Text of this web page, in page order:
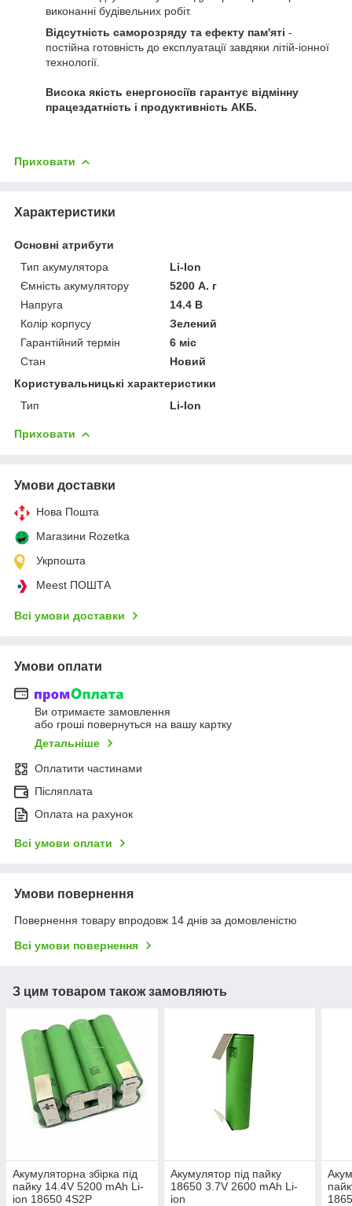
виконанні будівельних робіт.
Відсутність саморозряду та ефекту пам'яті -
постійна готовність до експлуатації завдяки літій-іонної
технології.
Висока якість енергоносіїв гарантує відмінну
працездатність і продуктивність АКБ.
Приховати
Характеристики
Основні атрибути
Тип акумулятора
Li-Ion
Ємність акумулятору
5200 А. г
Напруга
14.4 В
Колір корпусу
Зелений
Гарантійний термін
6 міс
Стан
Новий
Користувальницькі характеристики
Тип
Li-Ion
Приховати
Умови доставки
Нова Пошта
Магазини Rozetka
Укрпошта
Meest ПОШТА
Всі умови доставки
Умови оплати
Ви отримаєте замовлення
або гроші повернуться на вашу картку
Детальніше
Оплатити частинами
Післяплата
Оплата на рахунок
Всі умови оплати
Умови повернення
Повернення товару впродовж 14 днів за домовленістю
Всі умови повернення
З цим товаром також замовляють
Акумуляторна збірка під
пайку 14.4V 5200 mAh Li-
ion 18650 4S2P
Акумулятор під пайку
18650 3.7V 2600 mAh Li-
ion